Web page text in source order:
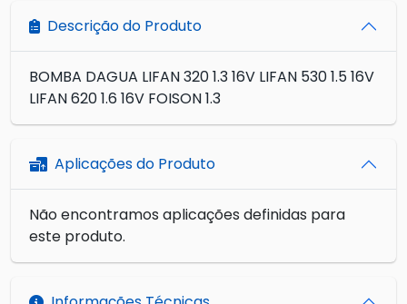
Descrição do Produto
BOMBA DAGUA LIFAN 320 1.3 16V LIFAN 530 1.5 16V
LIFAN 620 1.6 16V FOISON 1.3
Aplicações do Produto
Não encontramos aplicações definidas para
este produto.